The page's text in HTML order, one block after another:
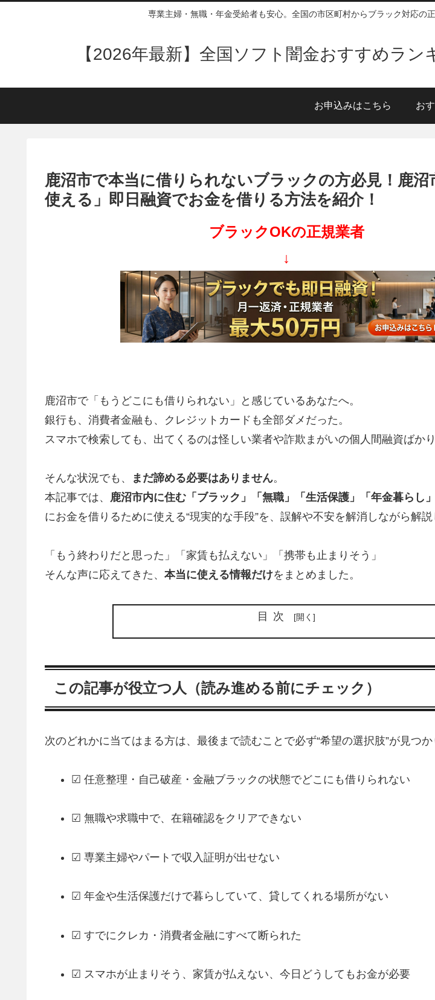
専業主婦・無職・年金受給者も安心。全国の市区町村からブラック対応の
【2026年最新】全国ソフト闇金おすすめラ
お申込みはこちら お
鹿沼市で本当に借りられないブラックの方必見！鹿沼
使える」即日融資でお金を借りる方法を紹介！
ブラックOKの正規業者
↓
鹿沼市で「もうどこにも借りられない」と感じているあなたへ。
銀行も、消費者金融も、クレジットカードも全部ダメだった。
スマホで検索しても、出てくるのは怪しい業者や詐欺まがいの個人間融資ばか
そんな状況でも、 まだ諦める必要はありません。
本記事では、 鹿沼市内に住む「ブラック」「無職」「生活保護」「年金暮らし
にお金を借りるために使える“現実的な手段”を、誤解や不安を解消しながら解説
「もう終わりだと思った」「家賃も払えない」「携帯も止まりそう」
そんな声に応えてきた、 本当に使える情報だけをまとめました。
目次
この記事が役立つ人（読み進める前にチェック）
次のどれかに当てはまる方は、最後まで読むことで必ず“希望の選択肢”が見つか
☑ 任意整理・自己破産・金融ブラックの状態でどこにも借りられない
☑ 無職や求職中で、在籍確認をクリアできない
☑ 専業主婦やパートで収入証明が出せない
☑ 年金や生活保護だけで暮らしていて、貸してくれる場所がない
☑ すでにクレカ・消費者金融にすべて断られた
☑ スマホが止まりそう、家賃が払えない、今日どうしてもお金が必要